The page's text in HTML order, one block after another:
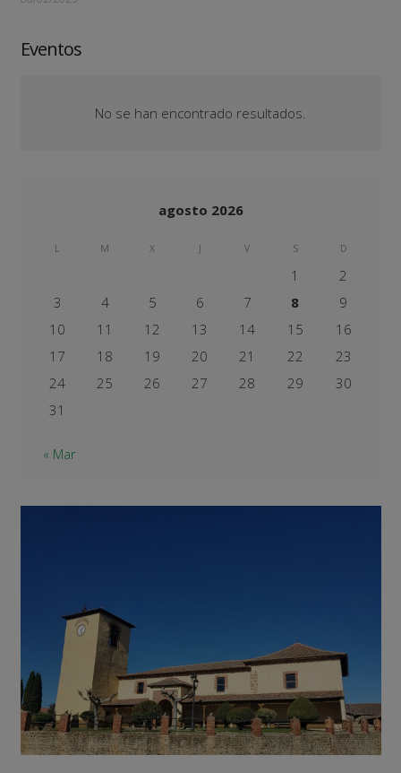
Eventos
No se han encontrado resultados.
agosto 2026
L M X J V S D
1
2
3
4 5 6 7 8
9
10
11 12 13 14 15
16
17
18 19 20 21 22
23
24
25 26 27 28 29
30
31
« Mar